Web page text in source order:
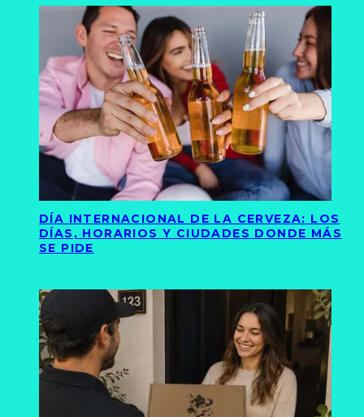
DÍA INTERNACIONAL DE LA CERVEZA: LOS
DÍAS, HORARIOS Y CIUDADES DONDE MÁS
SE PIDE